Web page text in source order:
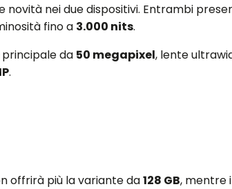
novità nei due dispositivi. Entrambi
fino a 3.000 nits.
da 50 megapixel, lente
.
offrirà più la variante da128 GB, mentre